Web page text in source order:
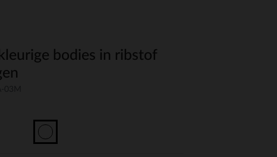
bodies in ribstof